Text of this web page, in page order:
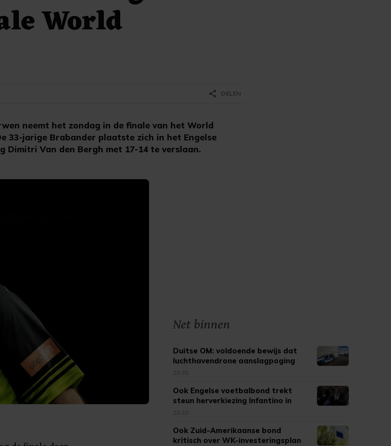
World
neemt het zondag in de finale van het World
33-jarige Brabander plaatste zich in het Engelse
Dimitri Van den Bergh met 17-14 te verslaan.
share DELEN
Net binnen
Duitse OM: voldoende bewijs dat
luchthavendrone aanslagpoging
was
20:25
Ook Engelse voetbalbond trekt
steun herverkiezing Infantino in
20:20
Ook Zuid-Amerikaanse bond
kritisch over WK-investeringsplan